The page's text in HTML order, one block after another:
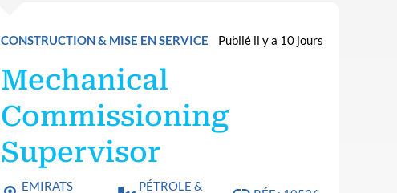
CONSTRUCTION & MISE EN SERVICE Publié il y a 10 jours
Mechanical
Commissioning
Supervisor
EMIRATS
PÉTROLE &